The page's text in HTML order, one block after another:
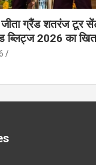
जीता ग्रैंड शतरंज टूर
ब्लिट्ज 2026 का